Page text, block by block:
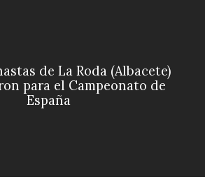
de La Roda (Albacete)
para el Campeonato de
España